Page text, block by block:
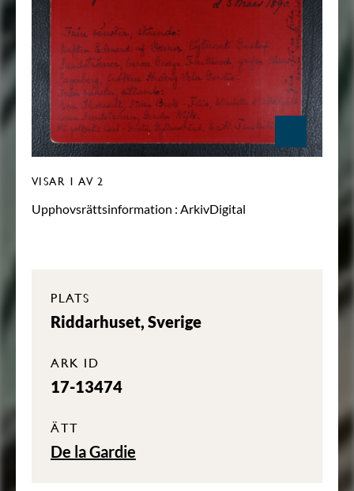
VISAR 1 AV 2
Upphovsrättsinformation : ArkivDigital
PLATS
Riddarhuset, Sverige
ARK ID
17-13474
ÄTT
De la Gardie